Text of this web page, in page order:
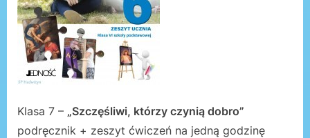
Klasa 7 – „Szczęśliwi, którzy czynią dobro”
podręcznik + zeszyt ćwiczeń na jedną godzinę